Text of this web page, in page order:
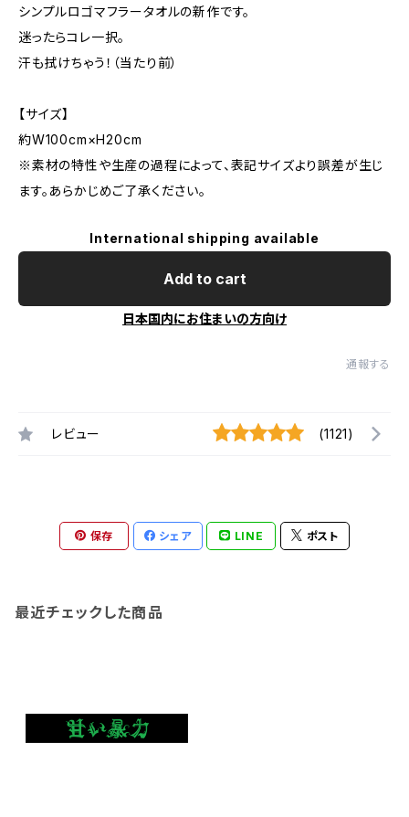
シンプルロゴマフラータオルの新作です。
迷ったらコレ一択。
汗も拭けちゃう！（当たり前）
【サイズ】
約W100cm×H20cm
※素材の特性や生産の過程によって、表記サイズより誤差が生じ
ます。あらかじめご了承ください。
International shipping available
Add to cart
日本国内にお住まいの方向け
通報する
レビュー (1121)
保存 シェア LINE ポスト
最近チェックした商品